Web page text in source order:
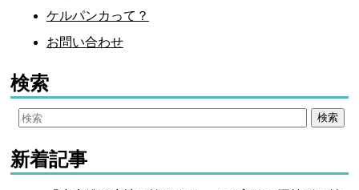
ケルパンカって？
お問い合わせ
検索
新着記事